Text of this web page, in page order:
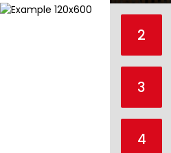
2
3
4